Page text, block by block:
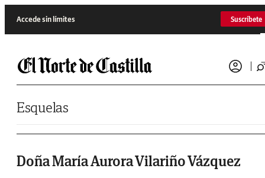
Accede sin límites Suscríbete
Esquelas
Doña María Aurora Vilariño Vázquez